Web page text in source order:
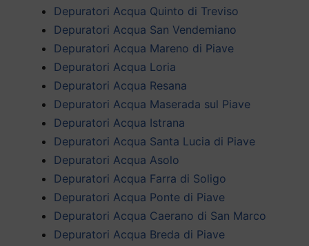
Depuratori Acqua Quinto di Treviso
Depuratori Acqua San Vendemiano
Depuratori Acqua Mareno di Piave
Depuratori Acqua Loria
Depuratori Acqua Resana
Depuratori Acqua Maserada sul Piave
Depuratori Acqua Istrana
Depuratori Acqua Santa Lucia di Piave
Depuratori Acqua Asolo
Depuratori Acqua Farra di Soligo
Depuratori Acqua Ponte di Piave
Depuratori Acqua Caerano di San Marco
Depuratori Acqua Breda di Piave